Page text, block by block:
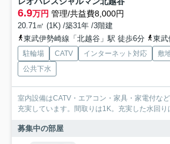
6.9万円 管理/共益費8,000円
20.71㎡ (1K) /築31年 /3階建
東武伊勢崎線「北越谷」駅 徒歩6分
東武
駐輪場 CATV インターネット対応
敷
公共下水
室内設備はCATV・エアコン・家具・家電付な
充実しています。間取りは1K。充実した水回り
募集中の部屋